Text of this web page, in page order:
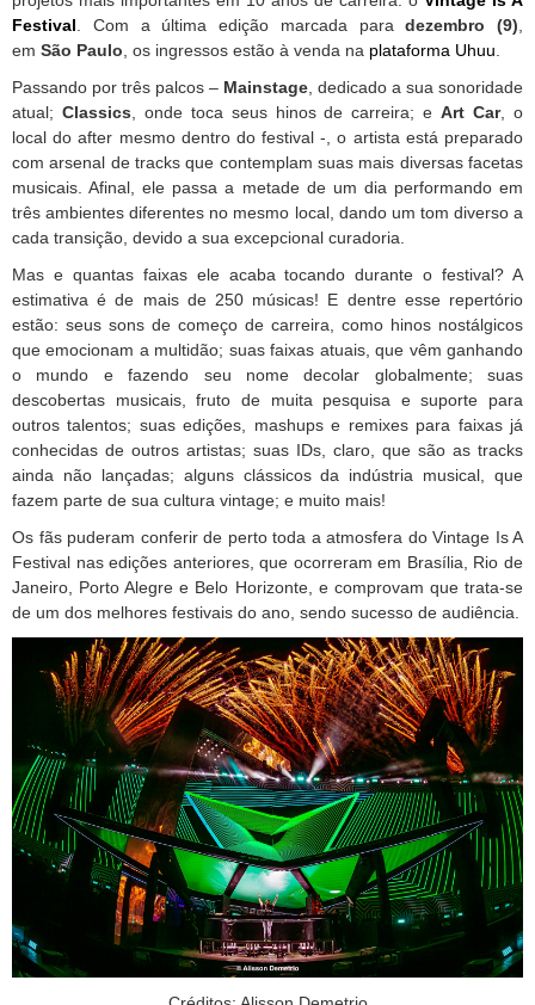
Festival . Com a última edição marcada paradezembro (9)
em São Paulo , os ingressos estão à venda na plataforma Uhuu
Passando por três palcos – Mainstage , dedicado a sua sonoridade
atual; Classics , onde toca seus hinos de carreira; eArt Car, o
local do after mesmo dentro do festival -, o artista está preparado
com arsenal de tracks que contemplam suas mais diversas facetas
musicais. Afinal, ele passa a metade de um dia performando em
três ambientes diferentes no mesmo local, dando um tom diverso a
cada transição, devido a sua excepcional curadoria.
Mas e quantas faixas ele acaba tocando durante o festival? A
estimativa é de mais de 250 músicas! E dentre esse repertório
estão: seus sons de começo de carreira, como hinos nostálgicos
que emocionam a multidão; suas faixas atuais, que vêm ganhando
o mundo e fazendo seu nome decolar globalmente; suas
descobertas musicais, fruto de muita pesquisa e suporte para
outros talentos; suas edições, mashups e remixes para faixas já
conhecidas de outros artistas; suas IDs, claro, que são as tracks
ainda não lançadas; alguns clássicos da indústria musical, que
fazem parte de sua cultura vintage; e muito mais!
Os fãs puderam conferir de perto toda a atmosfera do Vintage Is A
Festival nas edições anteriores, que ocorreram em Brasília, Rio de
Janeiro, Porto Alegre e Belo Horizonte, e comprovam que trata-se
de um dos melhores festivais do ano, sendo sucesso de audiência.